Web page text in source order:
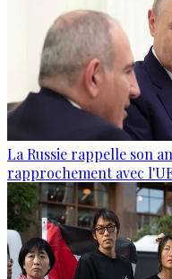
La Russie rappelle son
rapprochement avec